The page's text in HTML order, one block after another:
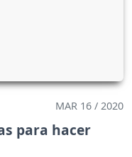
MAR 16 / 2020
para hacer